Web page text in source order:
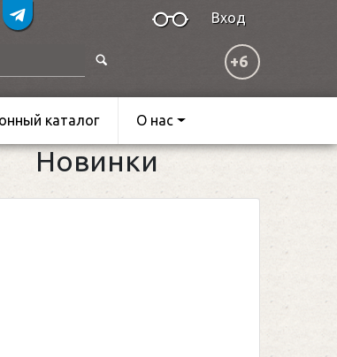
Вход
+6
каталог О нас
Новинки